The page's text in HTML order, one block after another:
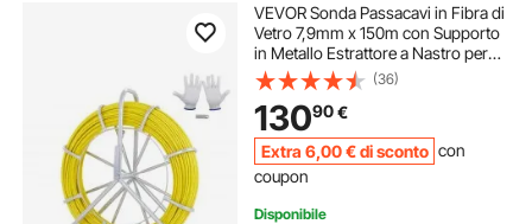
VEVOR Sonda Passacavi in Fibra di
Vetro 7,9mm x 150m con Supporto
in Metallo Estrattore a Nastro per
Cavo Elettrico con 2 Teste di
Trazione Strumento di Installazione
del Cavo Elettrico in Fiberglass
(36)
13090€
Extra 6,00 €di sconto con
coupon
Disponibile